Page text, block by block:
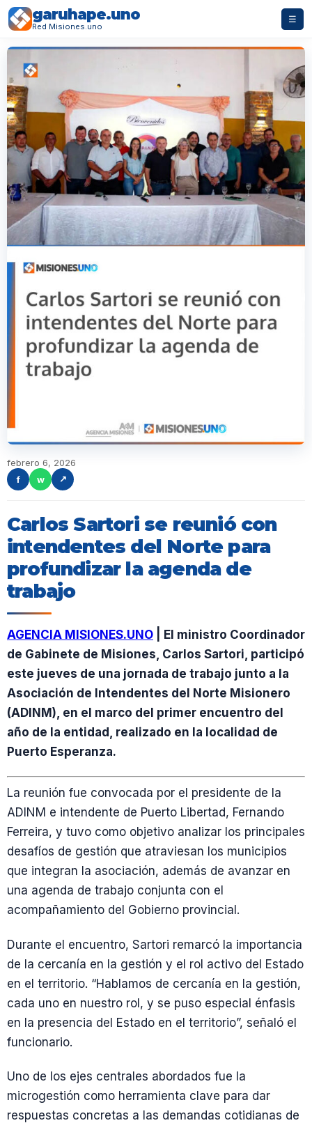
garuhape.uno
Red Misiones.uno
☰
febrero 6, 2026
f
w ↗
Carlos Sartori se reunió con
intendentes del Norte para
profundizar la agenda de
trabajo
AGENCIA MISIONES.UNO | El ministro Coordinador
de Gabinete de Misiones, Carlos Sartori, participó
este jueves de una jornada de trabajo junto a la
Asociación de Intendentes del Norte Misionero
(ADINM), en el marco del primer encuentro del
año de la entidad, realizado en la localidad de
Puerto Esperanza.
La reunión fue convocada por el presidente de la
ADINM e intendente de Puerto Libertad, Fernando
Ferreira, y tuvo como objetivo analizar los principales
desafíos de gestión que atraviesan los municipios
que integran la asociación, además de avanzar en
una agenda de trabajo conjunta con el
acompañamiento del Gobierno provincial.
Durante el encuentro, Sartori remarcó la importancia
de la cercanía en la gestión y el rol activo del Estado
en el territorio. “Hablamos de cercanía en la gestión,
cada uno en nuestro rol, y se puso especial énfasis
en la presencia del Estado en el territorio”, señaló el
funcionario.
Uno de los ejes centrales abordados fue la
microgestión como herramienta clave para dar
respuestas concretas a las demandas cotidianas de